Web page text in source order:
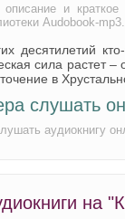
и
Audobook-
десятилетий
сила растет
в
слушать
аудиокнигу
на